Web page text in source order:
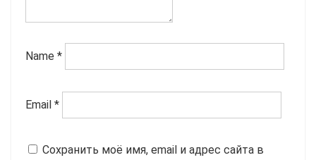
Name *
Email *
Сохранить моё имя, email и адрес сайта в